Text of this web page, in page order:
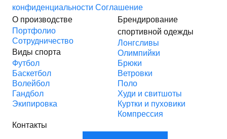
конфиденциальности Соглашение
О производстве
Портфолио
Сотрудничество
Виды спорта
Футбол
Баскетбол
Волейбол
Гандбол
Экипировка
Брендирование
спортивной одежды
Лонгсливы
Олимпийки
Брюки
Ветровки
Поло
Худи и свитшоты
Куртки и пуховики
Компрессия
Контакты